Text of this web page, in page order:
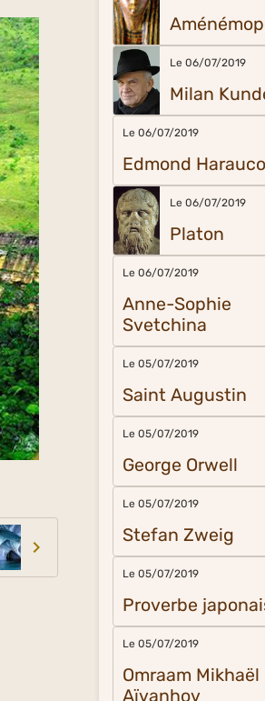
Le 06/07/2019
Milan
Le 06/07/2019
Edmond
Le 06/07/2019
Platon
Le 06/07/2019
Anne-Sophie
Svetchina
Le 05/07/2019
Saint Augustin
Le 05/07/2019
George Orwell
Le 05/07/2019
Stefan Zweig
Le 05/07/2019
Proverbe
Le 05/07/2019
Omraam Mikhaël
Aïvanhov